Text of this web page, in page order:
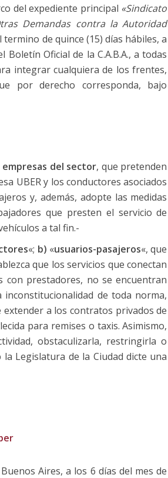
del expediente principal «Sindicato
Demandas contra la Autoridad
termino de quince (15) días hábiles, a
Oficial de la C.A.B.A., a todas
integrar cualquiera de los frentes,
por derecho corresponda, bajo
del sector, que pretenden
UBER y los conductores asociados
y, además, adopte las medidas
que presten el servicio de
a tal fin.-
«; b) «usuarios-pasajeros«, que
que los servicios que conectan
prestadores, no se encuentran
de toda norma,
a los contratos privados de
para remises o taxis. Asimismo,
obstaculizarla, restringirla o
Legislatura de la Ciudad dicte una
Aires, a los 6 días del mes de